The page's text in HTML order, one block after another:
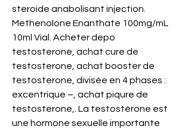
steroide anabolisant injection.
Methenolone Enanthate 100mg/mL
10ml Vial. Acheter depo
testosterone, achat cure de
testosterone, achat booster de
testosterone, divisée en 4 phases :
excentrique –, achat piqure de
testosterone,. La testostérone est
une hormone sexuelle importante